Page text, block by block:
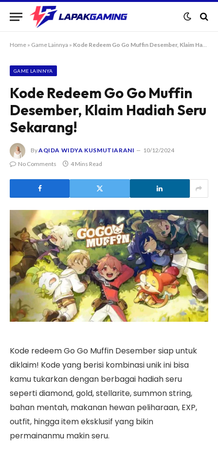
Home » Game Lainnya » Kode Redeem Go Go Muffin Desember, Klaim Hadiah Seru Sekarang!
GAME LAINNYA
Kode Redeem Go Go Muffin
Desember, Klaim Hadiah Seru
Sekarang!
ByAQIDA WIDYA KUSMUTIARANI
10/12/2024
No Comments
4 Mins Read
Kode redeem Go Go Muffin Desember siap untuk
diklaim! Kode yang berisi kombinasi unik ini bisa
kamu tukarkan dengan berbagai hadiah seru
seperti diamond, gold, stellarite, summon string,
bahan mentah, makanan hewan peliharaan, EXP,
outfit, hingga item eksklusif yang bikin
permainanmu makin seru.